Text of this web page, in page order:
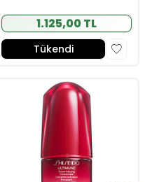
1.125,00 TL
Tükendi